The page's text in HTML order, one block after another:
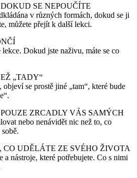
SE NEPOUČÍTE
v různých formách, dokud se ji
můžete přejít k další lekci.
Dokud jste naživu, máte se co
„TADY“
objeví se prostě jiné „tam“, které bude
ZRCADLY VÁS SAMÝCH
nebo nenávidět nic než to, co
CO UDĚLÁTE ZE SVÉHO ŽIVOTA
a nástroje, které potřebujete. Co s nimi